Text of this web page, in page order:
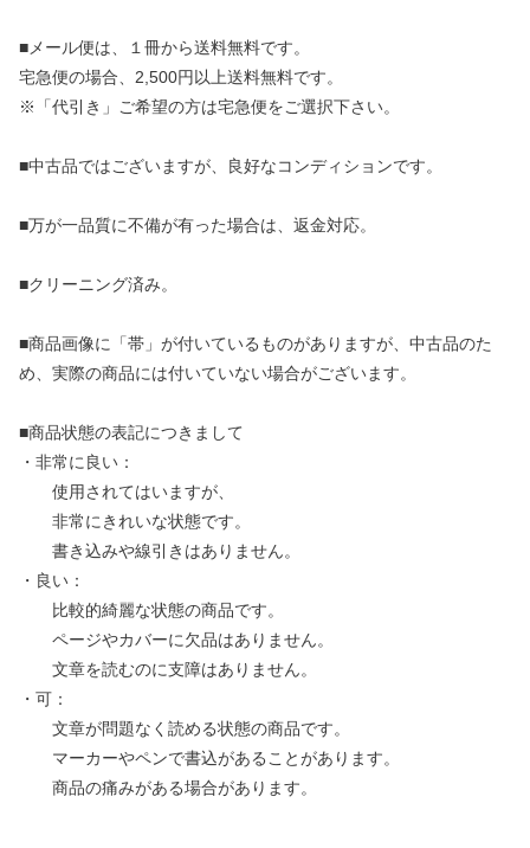
■メール便は、１冊から送料無料です。
宅急便の場合、2,500円以上送料無料です。
※「代引き」ご希望の方は宅急便をご選択下さい。
■中古品ではございますが、良好なコンディションです。
■万が一品質に不備が有った場合は、返金対応。
■クリーニング済み。
■商品画像に「帯」が付いているものがありますが、中古品のた
め、実際の商品には付いていない場合がございます。
■商品状態の表記につきまして
・非常に良い：
使用されてはいますが、
非常にきれいな状態です。
書き込みや線引きはありません。
・良い：
比較的綺麗な状態の商品です。
ページやカバーに欠品はありません。
文章を読むのに支障はありません。
・可：
文章が問題なく読める状態の商品です。
マーカーやペンで書込があることがあります。
商品の痛みがある場合があります。